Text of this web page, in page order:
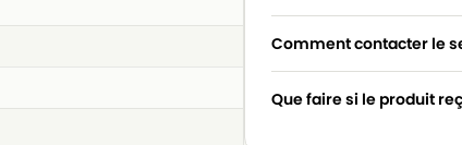
Comment contacter le
Que faire si le produit